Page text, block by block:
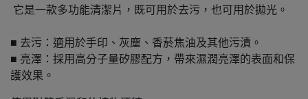
它是一款多功能清潔片，既可用於去污，也可用於拋光。
■ 去污：適用於手印、灰塵、香菸焦油及其他污漬。
■ 亮澤：採用高分子量矽膠配方，帶來濕潤亮澤的表面和保
護效果。